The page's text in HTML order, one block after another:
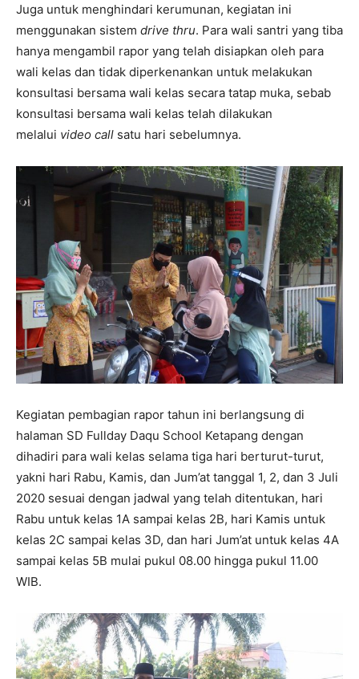
Juga untuk menghindari kerumunan, kegiatan ini
menggunakan sistem drive thru. Para wali santri yang tiba
hanya mengambil rapor yang telah disiapkan oleh para
wali kelas dan tidak diperkenankan untuk melakukan
konsultasi bersama wali kelas secara tatap muka, sebab
konsultasi bersama wali kelas telah dilakukan
melalui video call satu hari sebelumnya.
Kegiatan pembagian rapor tahun ini berlangsung di
halaman SD Fullday Daqu School Ketapang dengan
dihadiri para wali kelas selama tiga hari berturut-turut,
yakni hari Rabu, Kamis, dan Jum’at tanggal 1, 2, dan 3 Juli
2020 sesuai dengan jadwal yang telah ditentukan, hari
Rabu untuk kelas 1A sampai kelas 2B, hari Kamis untuk
kelas 2C sampai kelas 3D, dan hari Jum’at untuk kelas 4A
sampai kelas 5B mulai pukul 08.00 hingga pukul 11.00
WIB.